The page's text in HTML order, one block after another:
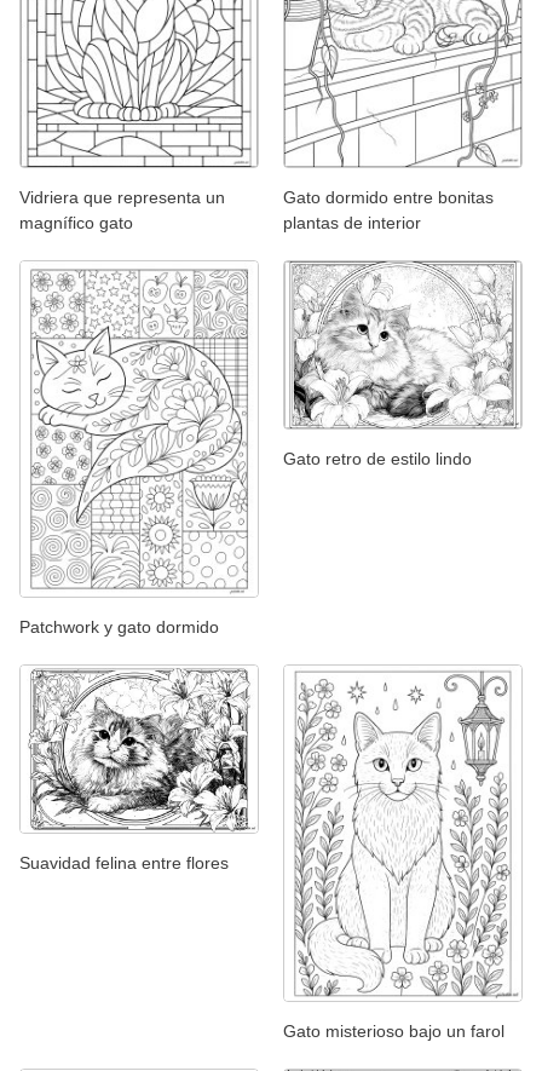
Vidriera que representa un
magnífico gato
Gato dormido entre bonitas
plantas de interior
Patchwork y gato dormido
Gato retro de estilo lindo
Suavidad felina entre flores
Gato misterioso bajo un farol